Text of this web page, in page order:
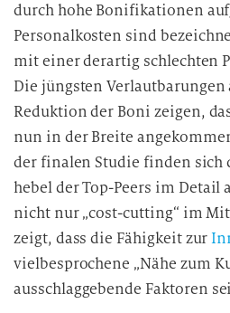
durch hohe Bonifikationen
Personalkosten sind
mit einer derartig schlechten
Die jüngsten Verlautbarungen
Reduktion der Boni zeigen,
nun in der Breite
der finalen Studie finden sich
hebel der Top-Peers im Detail
nicht nur „cost-cutting“ im
zeigt, dass die Fähigkeit zur
vielbesprochene „Nähe zum
ausschlaggebende Faktoren